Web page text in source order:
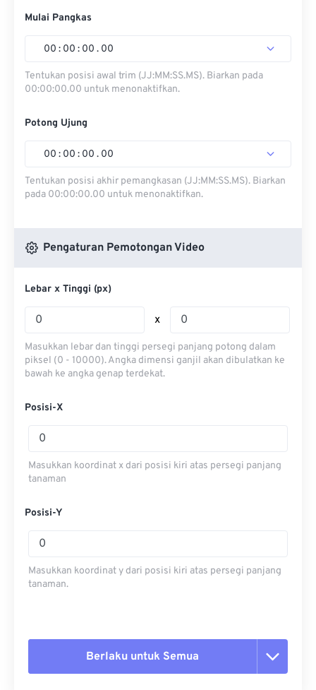
Mulai Pangkas
00 : 00 : 00 . 00
Tentukan posisi awal trim (JJ:MM:SS.MS). Biarkan pada
00:00:00.00 untuk menonaktifkan.
Potong Ujung
00 : 00 : 00 . 00
Tentukan posisi akhir pemangkasan (JJ:MM:SS.MS). Biarkan
pada 00:00:00.00 untuk menonaktifkan.
Pengaturan Pemotongan Video
Lebar x Tinggi (px)
x
Masukkan lebar dan tinggi persegi panjang potong dalam
piksel (0 - 10000). Angka dimensi ganjil akan dibulatkan ke
bawah ke angka genap terdekat.
Posisi-X
Masukkan koordinat x dari posisi kiri atas persegi panjang
tanaman
Posisi-Y
Masukkan koordinat y dari posisi kiri atas persegi panjang
tanaman.
Berlaku untuk Semua